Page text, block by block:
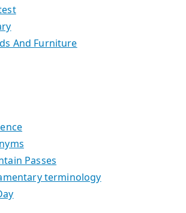
And Furniture
Passes
terminology